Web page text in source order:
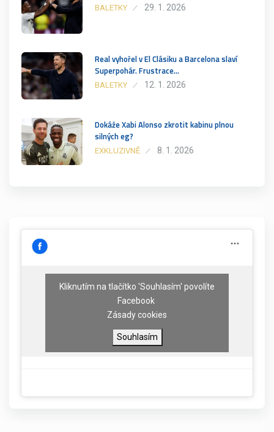
BALETKY 29. 1. 2026
Real vyhořel v El Clásiku a Barcelona slaví
Superpohár. Frustrace…
BALETKY 12. 1. 2026
Dokáže Xabi Alonso zkrotit kabinu plnou
silných eg?
EXKLUZIVNĚ 8. 1. 2026
Kliknutím na tlačítko 'Souhlasím' povolíte
Facebook
Zásady cookies
Souhlasím